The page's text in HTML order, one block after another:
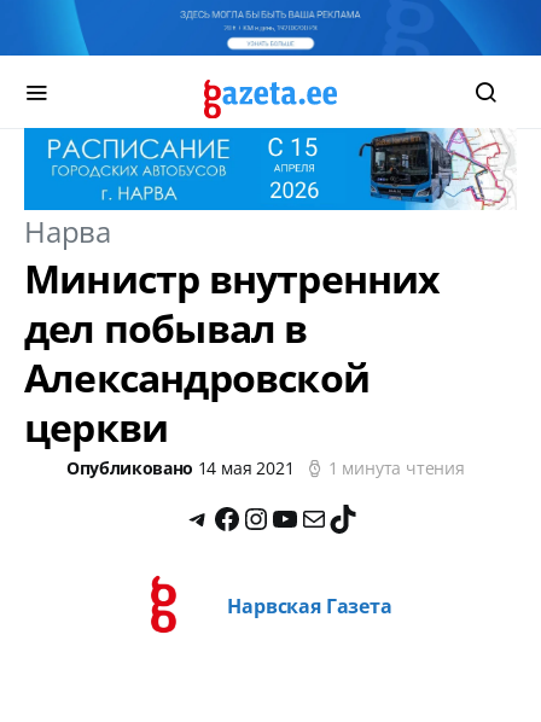
Нарва
Министр внутренних
дел побывал в
Александровской
церкви
Опубликовано 14 мая 2021 1 минута чтения
Нарвская Газета